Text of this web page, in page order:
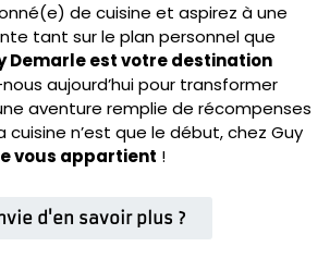
de cuisine et aspirez à une
tant sur le plan personnel que
Demarle est votre destination
aujourd’hui pour transformer
aventure remplie de récompenses
cuisine n’est que le début, chez Guy
vous appartient !
d'en savoir plus ?